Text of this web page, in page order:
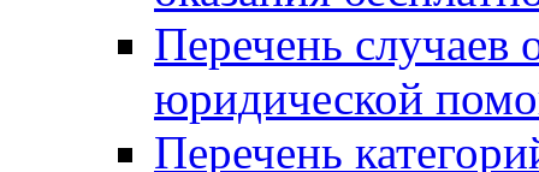
Перечень случаев
юридической
Перечень